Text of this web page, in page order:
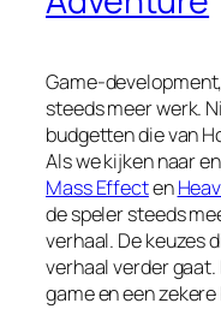
Game-
steeds meer werk.
budgetten die van
Als we kijken naar
Mass Effecten
de speler steeds
verhaal. De keuzes
verhaal verder
game en een